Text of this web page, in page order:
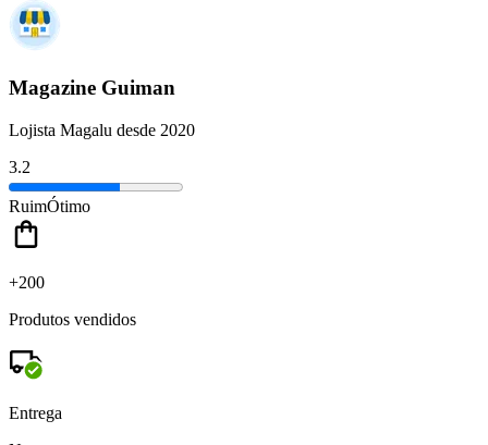
Magazine Guiman
Lojista Magalu desde 2020
3.2
RuimÓtimo
+200
Produtos vendidos
Entrega